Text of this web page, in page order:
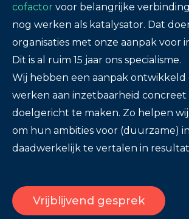
cofactor voor belangrijke
nog werken als katalysator. Dat
organisaties met onze aanpak voor
Dit is al ruim 15 jaar ons specialisme.
Wij hebben een aanpak ontwikkeld
werken aan inzetbaarheid concreet
doelgericht te maken. Zo helpen wij
om hun ambities voor (duurzame)
daadwerkelijk te vertalen in
Vrijblijvend gesprek